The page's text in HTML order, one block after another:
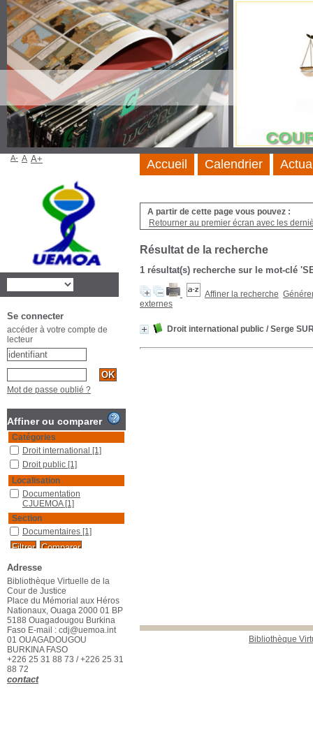
A partir de cette page vous pouvez :
Retourner au premier écran avec les
Résultat de la recherche
1 résultat(s) recherche sur le mot-clé
Affiner la recherche
externes
Droit international public / Serge
Bibliothèque
Accueil Calendrier
A- A A+
Se connecter
accéder à votre compte de
lecteur
Mot de passe oublié ?
Affiner ou comparer
Catégories
Droit international [1]
Droit public [1]
Localisation
Documentation
CJUEMOA [1]
Section
Documentaires [1]
Adresse
Bibliothèque Virtuelle de la
Cour de Justice
Place du Mémorial aux Héros
Nationaux, Ouaga 2000 01 BP
5188 Ouagadougou Burkina
Faso E-mail : cdj@uemoa.int
01 OUAGADOUGOU
BURKINA FASO
+226 25 31 88 73 / +226 25 31
88 72
contact